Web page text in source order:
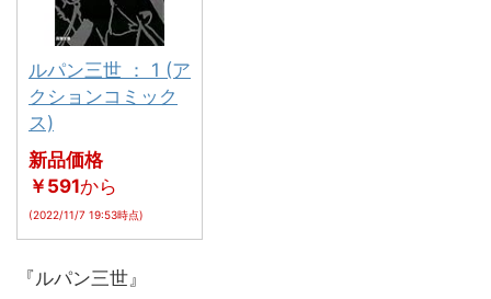
ルパン三世 ： 1 (ア
クションコミック
ス)
新品価格
￥591から
(2022/11/7 19:53時点)
『ルパン三世』